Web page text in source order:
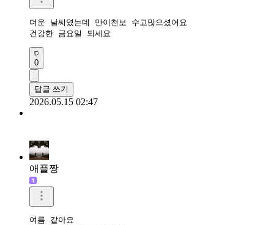
더운 날씨였는데 만이천보 수고많으셨어요
건강한 금요일 되세요
0
답글 쓰기
2026.05.15 02:47
애플짱
여름 같아요